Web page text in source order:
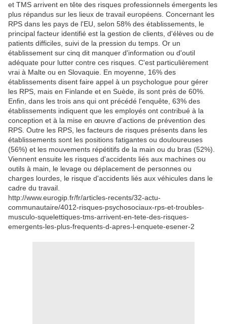
et TMS arrivent en tête des risques professionnels émergents les
plus répandus sur les lieux de travail européens. Concernant les
RPS dans les pays de l'EU, selon 58% des établissements, le
principal facteur identifié est la gestion de clients, d'élèves ou de
patients difficiles, suivi de la pression du temps. Or un
établissement sur cinq dit manquer d'information ou d'outil
adéquate pour lutter contre ces risques. C'est particulièrement
vrai à Malte ou en Slovaquie. En moyenne, 16% des
établissements disent faire appel à un psychologue pour gérer
les RPS, mais en Finlande et en Suède, ils sont près de 60%.
Enfin, dans les trois ans qui ont précédé l'enquête, 63% des
établissements indiquent que les employés ont contribué à la
conception et à la mise en œuvre d'actions de prévention des
RPS. Outre les RPS, les facteurs de risques présents dans les
établissements sont les positions fatigantes ou douloureuses
(56%) et les mouvements répétitifs de la main ou du bras (52%).
Viennent ensuite les risques d'accidents liés aux machines ou
outils à main, le levage ou déplacement de personnes ou
charges lourdes, le risque d'accidents liés aux véhicules dans le
cadre du travail.
http://www.eurogip.fr/fr/articles-recents/32-actu-
communautaire/4012-risques-psychosociaux-rps-et-troubles-
musculo-squelettiques-tms-arrivent-en-tete-des-risques-
emergents-les-plus-frequents-d-apres-l-enquete-esener-2